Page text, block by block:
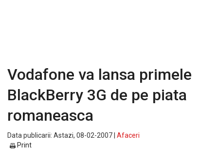
Vodafone va lansa primele
BlackBerry 3G de pe piata
romaneasca
Data publicarii: Astazi, 08-02-2007 | Afaceri
Print